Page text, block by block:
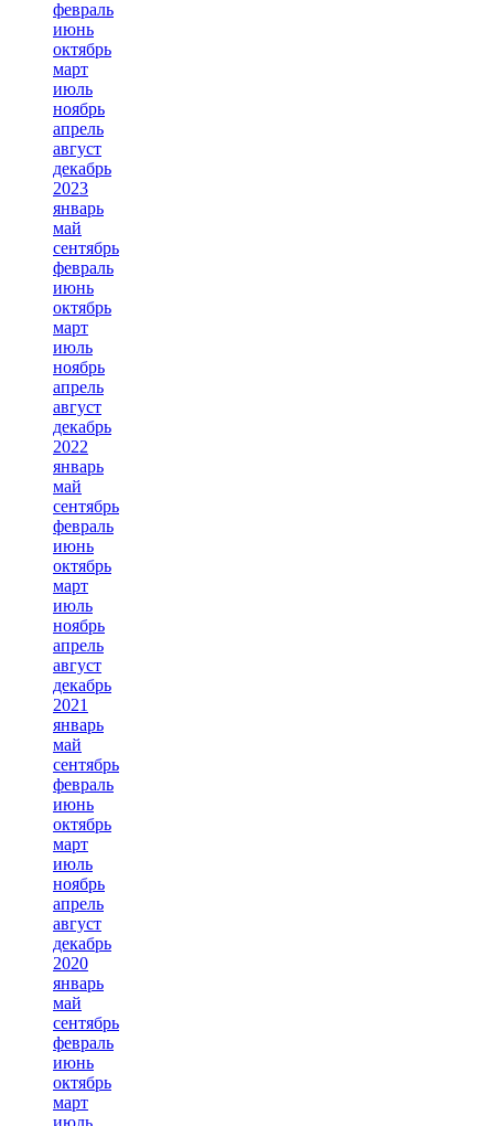
февраль
июнь
октябрь
март
июль
ноябрь
апрель
август
декабрь
2023
январь
май
сентябрь
февраль
июнь
октябрь
март
июль
ноябрь
апрель
август
декабрь
2022
январь
май
сентябрь
февраль
июнь
октябрь
март
июль
ноябрь
апрель
август
декабрь
2021
январь
май
сентябрь
февраль
июнь
октябрь
март
июль
ноябрь
апрель
август
декабрь
2020
январь
май
сентябрь
февраль
июнь
октябрь
март
июль